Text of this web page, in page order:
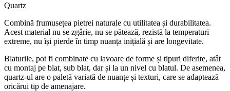
Quartz
Combină frumusețea pietrei naturale cu utilitatea și durabilitatea.
Acest material nu se zgârie, nu se pătează, rezistă la temperaturi
extreme, nu își pierde în timp nuanța inițială și are longevitate.
Blaturile, pot fi combinate cu lavoare de forme și tipuri diferite, atât
cu montaj pe blat, sub blat, dar și la un nivel cu blatul. De asemenea,
quartz-ul are o paletă variată de nuanțe și texturi, care se adaptează
oricărui tip de amenajare.